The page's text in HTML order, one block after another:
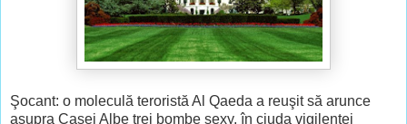
Şocant: o moleculă teroristă Al Qaeda a reuşit să arunce
asupra Casei Albe trei bombe sexy, în ciuda vigilenţei